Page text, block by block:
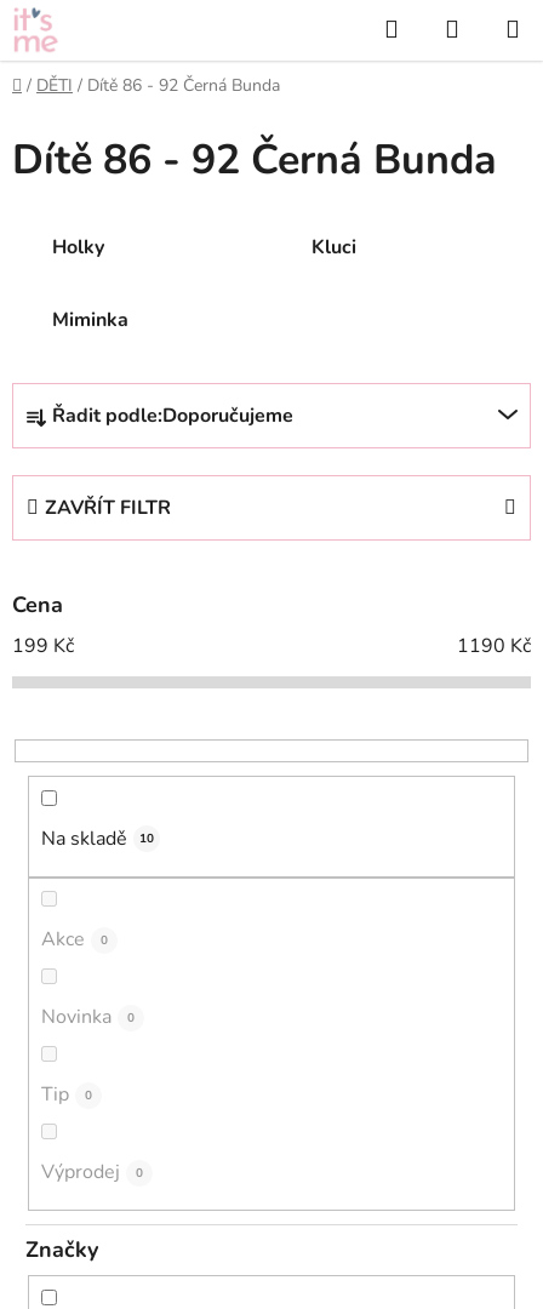
Přejít
na
obsah
Hledat
KOŠÍK
Domů
/ DĚTI / Dítě 86 - 92 Černá Bunda
Dítě 86 - 92 Černá Bunda
Holky Kluci
Miminka
Ř
z
p
r
o
d
k
t
Řadit podle:Doporučujeme
ZAVŘÍT FILTR
Cena
199 Kč 1190 Kč
Na skladě 10
Akce 0
Novinka 0
Tip 0
Výprodej 0
Značky